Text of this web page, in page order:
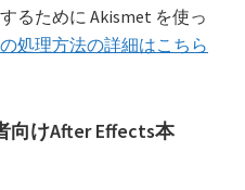
るために Akismet を使っ
処理方法の詳細はこちら
向けAfter Effects本